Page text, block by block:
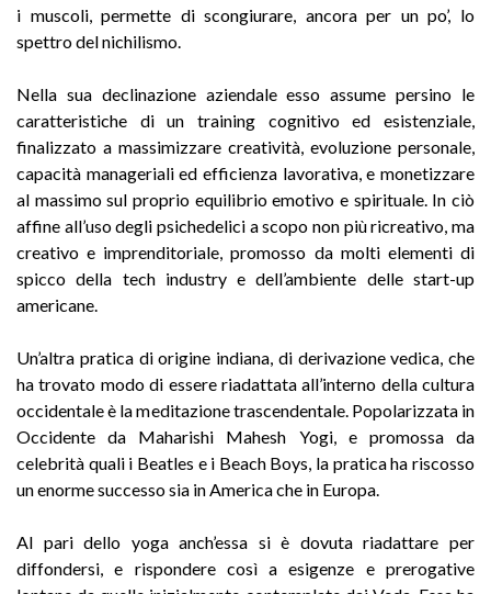
i muscoli, permette di scongiurare, ancora per un po’, lo
spettro del nichilismo.
Nella sua declinazione aziendale esso assume persino le
caratteristiche di un training cognitivo ed esistenziale,
finalizzato a massimizzare creatività, evoluzione personale,
capacità manageriali ed efficienza lavorativa, e monetizzare
al massimo sul proprio equilibrio emotivo e spirituale. In ciò
affine all’uso degli psichedelici a scopo non più ricreativo, ma
creativo e imprenditoriale, promosso da molti elementi di
spicco della tech industry e dell’ambiente delle start-up
americane.
Un’altra pratica di origine indiana, di derivazione vedica, che
ha trovato modo di essere riadattata all’interno della cultura
occidentale è la meditazione trascendentale. Popolarizzata in
Occidente da Maharishi Mahesh Yogi, e promossa da
celebrità quali i Beatles e i Beach Boys, la pratica ha riscosso
un enorme successo sia in America che in Europa.
Al pari dello yoga anch’essa si è dovuta riadattare per
diffondersi, e rispondere così a esigenze e prerogative